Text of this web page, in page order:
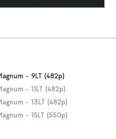
- 9LT (482р)
- 11LT (482р)
- 13LT (482р)
- 15LT (550р)